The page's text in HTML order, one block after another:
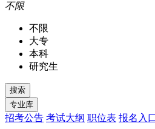
不限
不限
大专
本科
研究生
招考公告 考试大纲 职位表 报名入